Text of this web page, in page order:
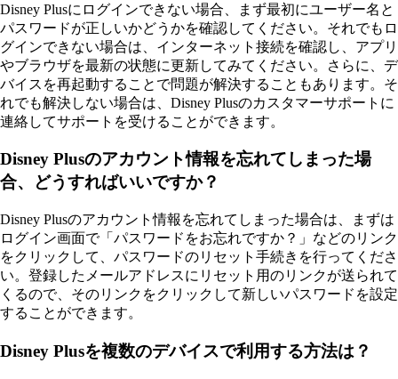
Disney Plusにログインできない場合、まず最初にユーザー名と
パスワードが正しいかどうかを確認してください。それでもロ
グインできない場合は、インターネット接続を確認し、アプリ
やブラウザを最新の状態に更新してみてください。さらに、デ
バイスを再起動することで問題が解決することもあります。そ
れでも解決しない場合は、Disney Plusのカスタマーサポートに
連絡してサポートを受けることができます。
Disney Plusのアカウント情報を忘れてしまった場
合、どうすればいいですか？
Disney Plusのアカウント情報を忘れてしまった場合は、まずは
ログイン画面で「パスワードをお忘れですか？」などのリンク
をクリックして、パスワードのリセット手続きを行ってくださ
い。登録したメールアドレスにリセット用のリンクが送られて
くるので、そのリンクをクリックして新しいパスワードを設定
することができます。
Disney Plusを複数のデバイスで利用する方法は？